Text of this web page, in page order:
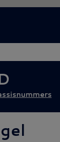
(102)
(22)